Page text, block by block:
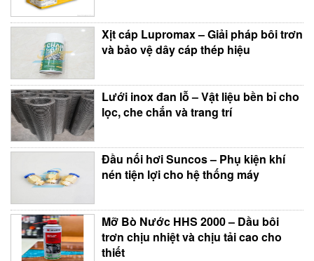
Xịt cáp Lupromax – Giải pháp bôi trơn
và bảo vệ dây cáp thép hiệu
Lưới inox đan lỗ – Vật liệu bền bỉ cho
lọc, che chắn và trang trí
Đầu nối hơi Suncos – Phụ kiện khí
nén tiện lợi cho hệ thống máy
Mỡ Bò Nước HHS 2000 – Dầu bôi
trơn chịu nhiệt và chịu tải cao cho
thiết